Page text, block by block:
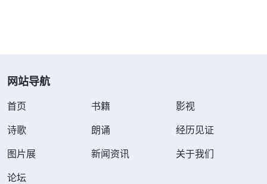
网站导航
首页 书籍
影视
诗歌
朗诵
经历见证
图片展
新闻资讯
关于我们
论坛